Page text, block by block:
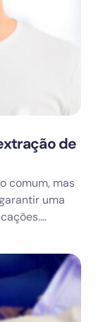
de
comum, mas
uma